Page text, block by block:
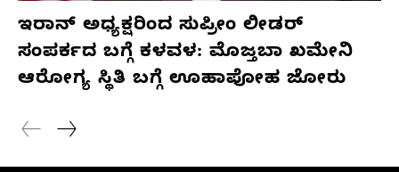
ಇರಾನ್ ಅಧ್ಯಕ್ಷರಿಂದ ಸುಪ್ರೀಂ ಲೀಡರ್
ಸಂಪರ್ಕದ ಬಗ್ಗೆ ಕಳವಳ: ಮೊಜ್ತಬಾ ಖಮೇನಿ
ಆರೋಗ್ಯ ಸ್ಥಿತಿ ಬಗ್ಗೆ ಊಹಾಪೋಹ ಜೋರು